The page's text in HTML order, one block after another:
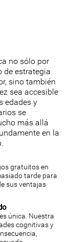
no sólo por
de estrategia
sino también
sea accesible
edades y
se
más allá
en la
gratuitos en
tarde para
sus ventajas
única. Nuestra
cognitivas y